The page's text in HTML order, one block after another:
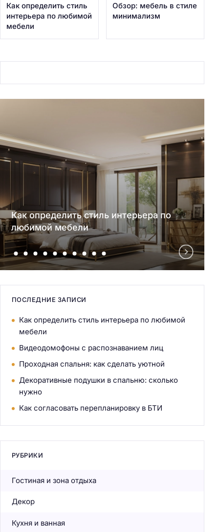
Как определить стиль
интерьера по любимой
мебели
Обзор: мебель в стиле
минимализм
Как определить стиль интерьера по
любимой мебели
ПОСЛЕДНИЕ ЗАПИСИ
Как определить стиль интерьера по любимой
мебели
Видеодомофоны с распознаванием лиц
Проходная спальня: как сделать уютной
Декоративные подушки в спальню: сколько
нужно
Как согласовать перепланировку в БТИ
РУБРИКИ
Гостиная и зона отдыха
Декор
Кухня и ванная